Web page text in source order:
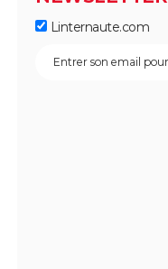
Linternaute.com